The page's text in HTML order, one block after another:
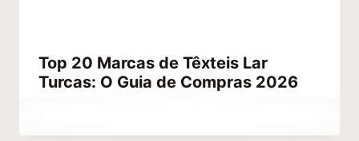
Top 20 Marcas de Têxteis Lar
Turcas: O Guia de Compras 2026